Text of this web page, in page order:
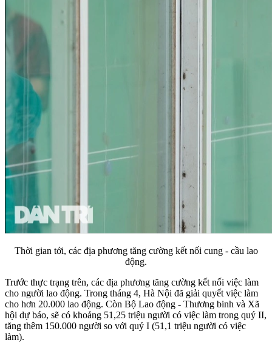
Thời gian tới, các địa phương tăng cường kết nối cung - cầu lao
động.
Trước thực trạng trên, các địa phương tăng cường kết nối việc làm
cho người lao động. Trong tháng 4, Hà Nội đã giải quyết việc làm
cho hơn 20.000 lao động. Còn Bộ Lao động - Thương binh và Xã
hội dự báo, sẽ có khoảng 51,25 triệu người có việc làm trong quý II,
tăng thêm 150.000 người so với quý I (51,1 triệu người có việc
làm).